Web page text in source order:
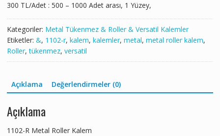
300 TL/Adet : 500 – 1000 Adet arası, 1 Yüzey,
Kategoriler: Metal Tükenmez & Roller & Versatil Kalemler
Etiketler: &, 1102-r, kalem, kalemler, metal, metal roller kalem,
Roller,tükenmez, versatil
Açıklama Değerlendirmeler (0)
Açıklama
1102-R Metal Roller Kalem